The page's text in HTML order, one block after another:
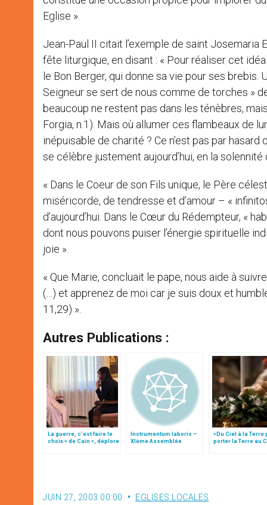
Eglise ».
Jean-Paul II citait l’exemple de saint Josemaria
fête liturgique, en disant : « Pour réaliser cet
le Bon Berger, qui donne sa vie pour ses
Seigneur se sert de nous comme de torches »
beaucoup ne restent pas dans les ténèbres,
Forgia, n.1). Mais où allumer ces flambeaux de
inépuisable de charité ? Ce n’est pas par
se célèbre justement aujourd’hui, en la
« Dans le Coeur de son Fils unique, le Père
miséricorde, de tendresse et d’amour – «
d’aujourd’hui. Dans le Cœur du Rédempteur, «
dont nous pouvons puiser l’énergie spirituelle
joie ».
« Que Marie, concluait le pape, nous aide à
(…) et apprenez de moi car je suis doux et
11,29) ».
Autres Publications :
La guerre, c’est faire le
choix « de Caïn », déplore
Instrumentum laboris –
XIème Assemblée
«Du Ciel à la Terre
porter la Terre au
JUIN 27, 2003 00:00 EGLISES LOCALES